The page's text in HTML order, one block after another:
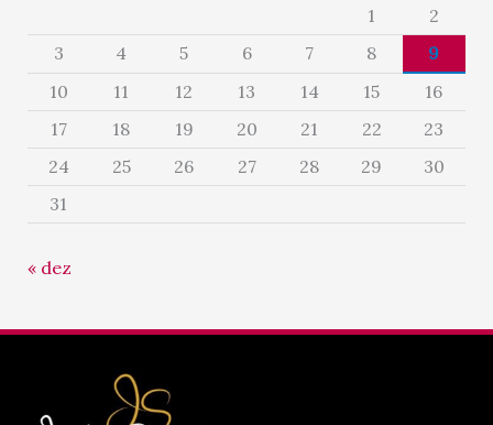
1
2
3
4 5 6 7 8
9
10
11 12 13 14 15
16
17
18 19 20 21 22
23
24
25 26 27 28 29
30
31
« dez